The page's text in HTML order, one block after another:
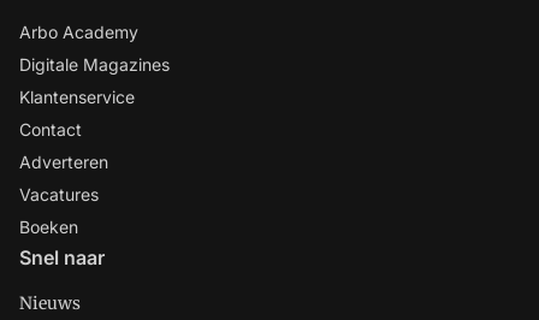
Arbo Academy
Digitale Magazines
Klantenservice
Contact
Adverteren
Vacatures
Boeken
Snel naar
Nieuws